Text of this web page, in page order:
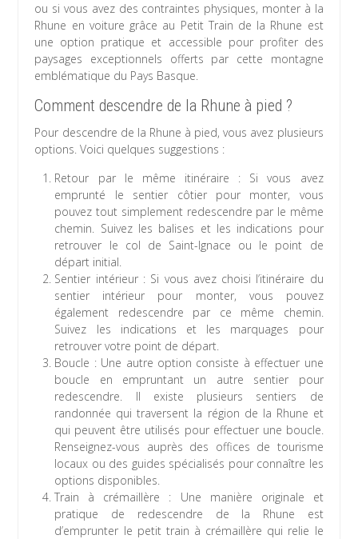
ou si vous avez des contraintes physiques, monter à la
Rhune en voiture grâce au Petit Train de la Rhune est
une option pratique et accessible pour profiter des
paysages exceptionnels offerts par cette montagne
emblématique du Pays Basque.
Comment descendre de la Rhune à pied ?
Pour descendre de la Rhune à pied, vous avez plusieurs
options. Voici quelques suggestions :
Retour par le même itinéraire : Si vous avez
emprunté le sentier côtier pour monter, vous
pouvez tout simplement redescendre par le même
chemin. Suivez les balises et les indications pour
retrouver le col de Saint-Ignace ou le point de
départ initial.
Sentier intérieur : Si vous avez choisi l’itinéraire du
sentier intérieur pour monter, vous pouvez
également redescendre par ce même chemin.
Suivez les indications et les marquages pour
retrouver votre point de départ.
Boucle : Une autre option consiste à effectuer une
boucle en empruntant un autre sentier pour
redescendre. Il existe plusieurs sentiers de
randonnée qui traversent la région de la Rhune et
qui peuvent être utilisés pour effectuer une boucle.
Renseignez-vous auprès des offices de tourisme
locaux ou des guides spécialisés pour connaître les
options disponibles.
Train à crémaillère : Une manière originale et
pratique de redescendre de la Rhune est
d’emprunter le petit train à crémaillère qui relie le